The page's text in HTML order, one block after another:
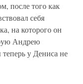
после того как
себя
на которого он
Андрею
у Дениса не